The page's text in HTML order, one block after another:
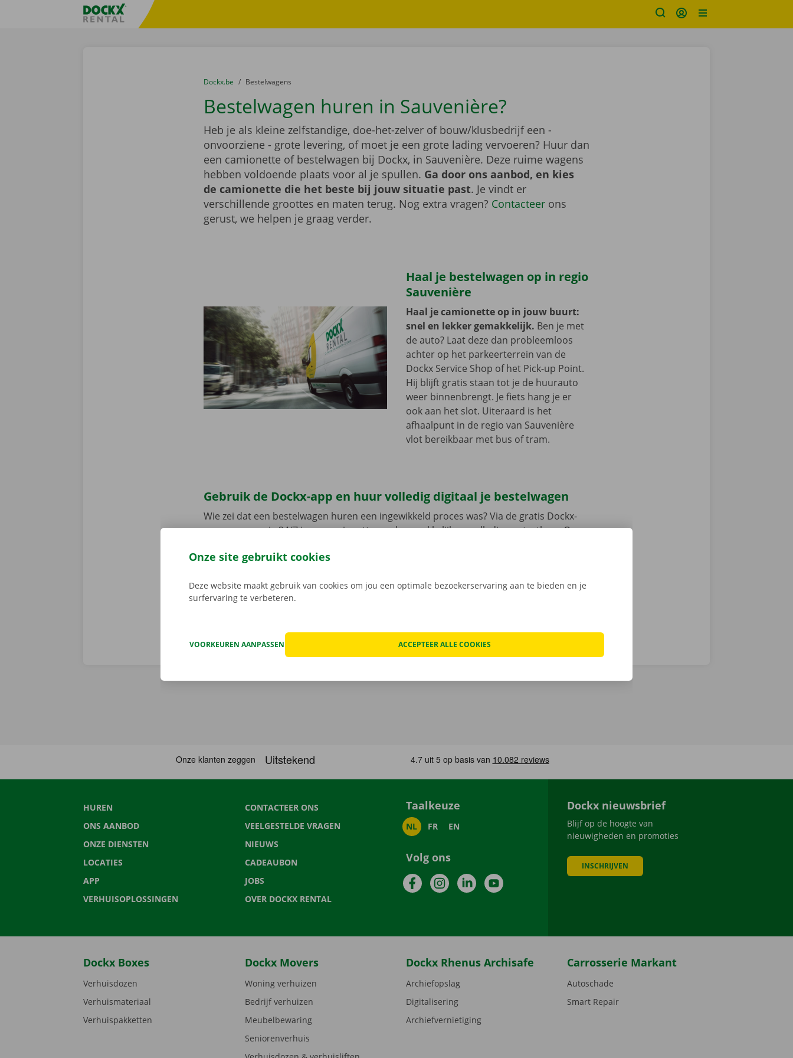
Taalselectie overslaanFratello DEMO
U bevindt zich hier:
van
Dockx.be naar
Bestelwagens
Bestelwagen huren in Sauvenière?
Heb je als kleine zelfstandige, doe-het-zelver of bouw/klusbedrijf een -
onvoorziene - grote levering, of moet je een grote lading vervoeren? Huur dan
een camionette of bestelwagen bij Dockx, in Sauvenière. Deze ruime wagens
hebben voldoende plaats voor al je spullen. Ga door ons aanbod, en kies
de camionette die het beste bij jouw situatie past. Je vindt er
verschillende groottes en maten terug. Nog extra vragen? Contacteerons
gerust, we helpen je graag verder.
Haal je bestelwagen op in regio
Sauvenière
Haal je camionette op in jouw buurt:
snel en lekker gemakkelijk. Ben je met
de auto? Laat deze dan probleemloos
achter op het parkeerterrein van de
Dockx Service Shop of het Pick-up Point.
Hij blijft gratis staan tot je de huurauto
weer binnenbrengt. Je fiets hang je er
ook aan het slot. Uiteraard is het
afhaalpunt in de regio van Sauvenière
vlot bereikbaar met bus of tram.
Gebruik de Dockx-app en huur volledig digitaal je bestelwagen
Wie zei dat een bestelwagen huren een ingewikkeld proces was? Via de gratis Dockx-
app reserveer je 24/7 jouw camionette: snel, gemakkelijk en volledig contactloos. Open
je deze met de digitale sleutel. Vind de app voor
HUREN
ONS AANBOD
ONZE DIENSTEN
LOCATIES
APP
VERHUISOPLOSSINGEN
CONTACTEER ONS
VEELGESTELDE VRAGEN
NIEUWS
CADEAUBON
JOBS
OVER DOCKX RENTAL
Taalkeuze
NL FR EN
Volg ons
FacebookInstagramLinkedInYouTube
Dockx nieuwsbrief
Blijf op de hoogte van
nieuwigheden en promoties
INSCHRIJVEN
Dockx Boxes
Verhuisdozen
Verhuismateriaal
Verhuispakketten
Dockx Movers
Woning verhuizen
Bedrijf verhuizen
Meubelbewaring
Seniorenverhuis
Dockx Rhenus Archisafe
Archiefopslag
Digitalisering
Archiefvernietiging
Carrosserie Markant
Autoschade
Smart Repair
Onze site gebruikt cookies
Deze website maakt gebruik van cookies om jou een optimale bezoekerservaring aan te bieden en je
surfervaring te verbeteren.
VOORKEUREN AANPASSEN ACCEPTEER ALLE COOKIES